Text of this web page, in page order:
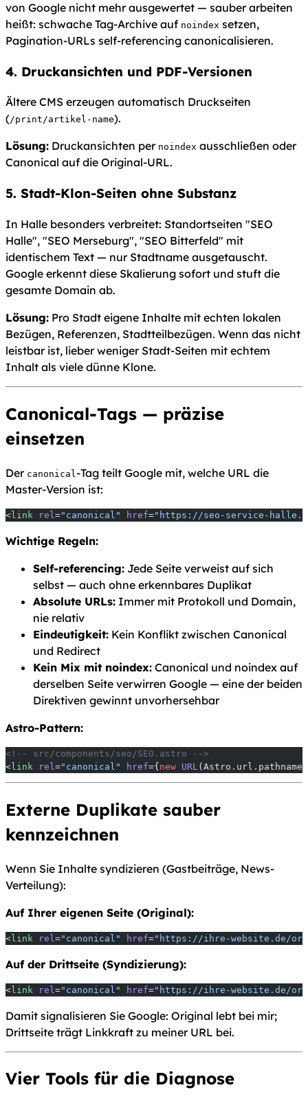
von Google nicht mehr ausgewertet — sauber arbeiten
heißt: schwache Tag-Archive auf noindex setzen,
Pagination-URLs self-referencing canonicalisieren.
4. Druckansichten und PDF-Versionen
Ältere CMS erzeugen automatisch Druckseiten
(/print/artikel-name).
Lösung: Druckansichten per noindex ausschließen oder
Canonical auf die Original-URL.
5. Stadt-Klon-Seiten ohne Substanz
In Halle besonders verbreitet: Standortseiten "SEO
Halle", "SEO Merseburg", "SEO Bitterfeld" mit
identischem Text — nur Stadtname ausgetauscht.
Google erkennt diese Skalierung sofort und stuft die
gesamte Domain ab.
Lösung: Pro Stadt eigene Inhalte mit echten lokalen
Bezügen, Referenzen, Stadtteilbezügen. Wenn das nicht
leistbar ist, lieber weniger Stadt-Seiten mit echtem
Inhalt als viele dünne Klone.
Canonical-Tags — präzise
einsetzen
Der canonical -Tag teilt Google mit, welche URL die
Master-Version ist:
<link rel ="canonical" href="https://seo-service-
Wichtige Regeln:
Self-referencing: Jede Seite verweist auf sich
selbst — auch ohne erkennbares Duplikat
Absolute URLs: Immer mit Protokoll und Domain,
nie relativ
Eindeutigkeit: Kein Konflikt zwischen Canonical
und Redirect
Kein Mix mit noindex: Canonical und noindex auf
derselben Seite verwirren Google — eine der beiden
Direktiven gewinnt unvorhersehbar
Astro-Pattern:
<!-- src/components/seo/SEO.astro -->
<link rel ="canonical" href={new URL
Externe Duplikate sauber
kennzeichnen
Wenn Sie Inhalte syndizieren (Gastbeiträge, News-
Verteilung):
Auf Ihrer eigenen Seite (Original):
<link rel ="canonical" href="https://ihre-website.de/
Auf der Drittseite (Syndizierung):
<link rel ="canonical" href="https://ihre-website.de/
Damit signalisieren Sie Google: Original lebt bei mir;
Drittseite trägt Linkkraft zu meiner URL bei.
Vier Tools für die Diagnose